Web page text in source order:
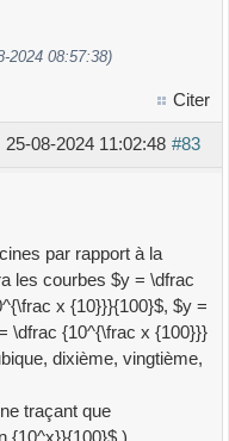
2024 08:57:38)
Citer
#83
25-08-2024 11:02:48
par rapport à la
les courbes $y = \dfrac
x {10}}}{100}$, $y =
\dfrac {10^{\frac x {100}}}
dixième, vingtième,
traçant que
{10^x}}{100}$.)